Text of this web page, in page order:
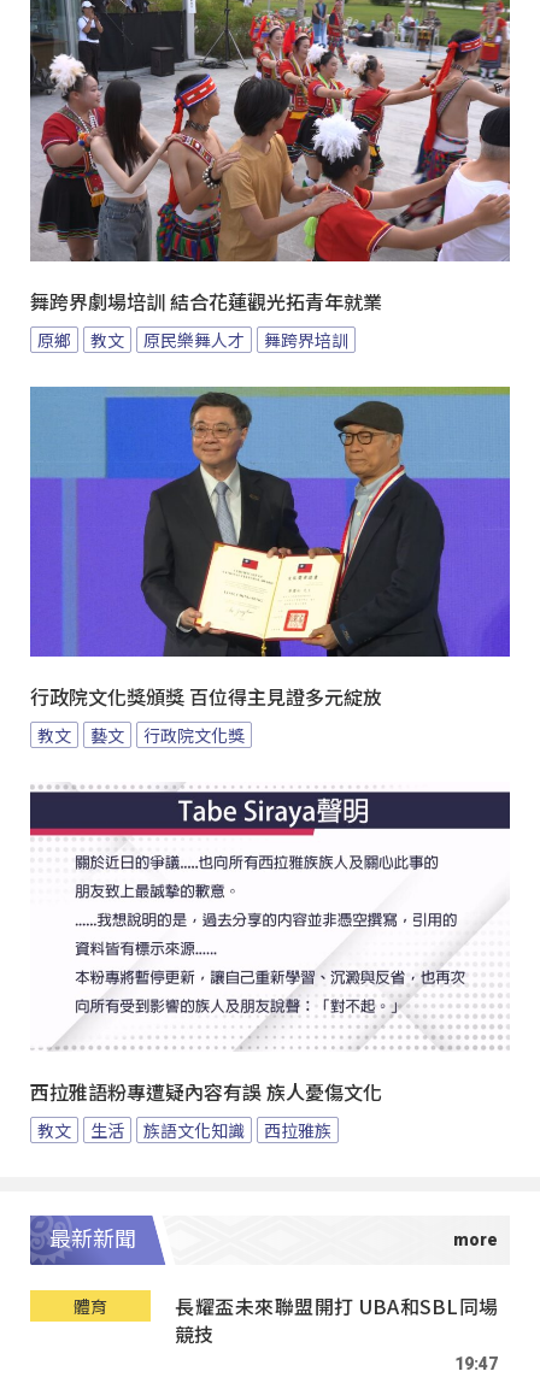
舞跨界劇場培訓 結合花蓮觀光拓青年就業
原鄉 教文 原民樂舞人才 舞跨界培訓
行政院文化獎頒獎 百位得主見證多元綻放
教文 藝文 行政院文化獎
西拉雅語粉專遭疑內容有誤 族人憂傷文化
教文 生活 族語文化知識 西拉雅族
最新新聞
體育
長耀盃未來聯盟開打 UBA和SBL同場
競技
19:47